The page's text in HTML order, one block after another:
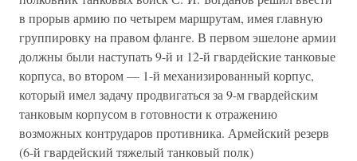
в прорыв армию по четырем маршрутам, имея главную
группировку на правом фланге. В первом эшелоне армии
должны были наступать 9-й и 12-й гвардейские танковые
корпуса, во втором — 1-й механизированный корпус,
который имел задачу продвигаться за 9-м гвардейским
танковым корпусом в готовности к отражению
возможных контрударов противника. Армейский резерв
(6-й гвардейский тяжелый танковый полк)